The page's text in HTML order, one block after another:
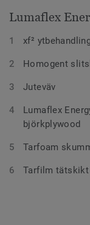
Lumaflex
xf²
Homogent
Juteväv
Lumaflex
björkplywood
Tarfoam
Tarfilm tätskikt